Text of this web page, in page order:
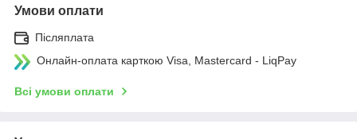
Умови оплати
Післяплата
Онлайн-оплата карткою Visa, Mastercard - LiqPay
Всі умови оплати